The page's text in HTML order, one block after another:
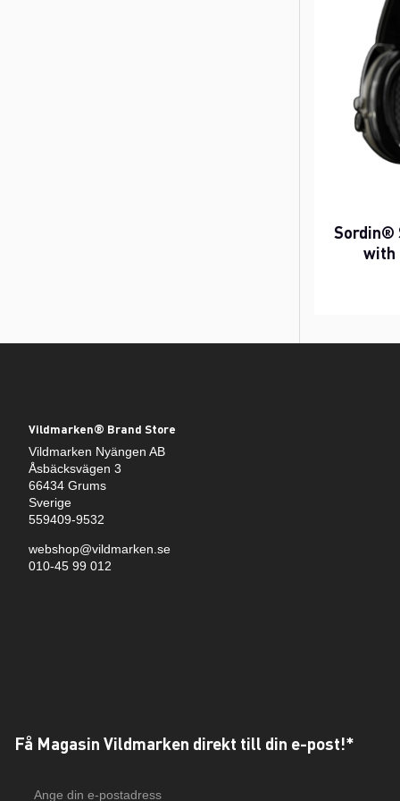
Sordin®
with
Vildmarken® Brand Store
Vildmarken Nyängen AB
Åsbäcksvägen 3
66434 Grums
Sverige
559409-9532
webshop@vildmarken.se
010-45 99 012
Få Magasin Vildmarken direkt till din e-post!*
postadress